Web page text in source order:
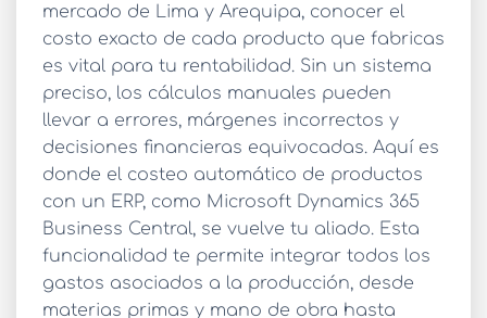
mercado de Lima y Arequipa, conocer el
costo exacto de cada producto que fabricas
es vital para tu rentabilidad. Sin un sistema
preciso, los cálculos manuales pueden
llevar a errores, márgenes incorrectos y
decisiones financieras equivocadas. Aquí es
donde el costeo automático de productos
con un ERP, como Microsoft Dynamics 365
Business Central, se vuelve tu aliado. Esta
funcionalidad te permite integrar todos los
gastos asociados a la producción, desde
materias primas y mano de obra hasta